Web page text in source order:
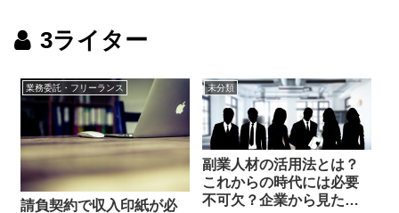
3ライター
業務委託・フリーランス
請負契約で収入印紙が必
未分類
副業人材の活用法とは？
これからの時代には必要
不可欠？企業から見たメ